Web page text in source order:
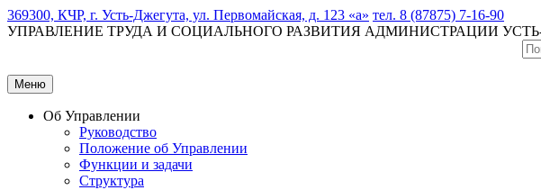
369300, КЧР, г. Усть-Джегута, ул. Первомайская, д. 123 «а» тел. 8 (87875) 7-16-90
УПРАВЛЕНИЕ ТРУДА И СОЦИАЛЬНОГО РАЗВИТИЯ АДМИНИСТРАЦИИ
Меню
Об Управлении
Руководство
Положение об Управлении
Функции и задачи
Структура